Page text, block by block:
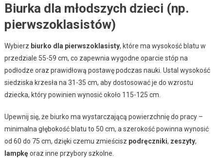
Biurka dla młodszych dzieci (np.
pierwszoklasistów)
Wybierz biurko dla pierwszoklasisty, które ma wysokość blatu w
przedziale 55-59 cm, co zapewnia wygodne oparcie stóp na
podłodze oraz prawidłową postawę podczas nauki. Ustal wysokość
siedziska krzesła na 31-35 cm, aby dostosować je do wzrostu
dziecka, który powinien wynosić około 115-125 cm.
Upewnij się, że biurko ma wystarczającą powierzchnię do pracy –
minimalna głębokość blatu to 50 cm, a szerokość powinna wynosić
od 60 do 75 cm, dzięki czemu zmieścisz podręczniki, zeszyty,
lampkęoraz inne przybory szkolne.